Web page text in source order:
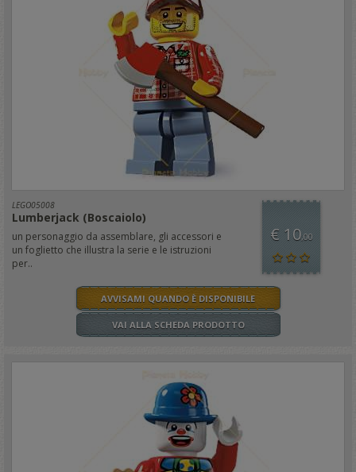
LEGO05008
Lumberjack (Boscaiolo)
un personaggio da assemblare, gli accessori e
un foglietto che illustra la serie e le istruzioni
per..
€ 10,00
AVVISAMI QUANDO È DISPONIBILE
VAI ALLA SCHEDA PRODOTTO